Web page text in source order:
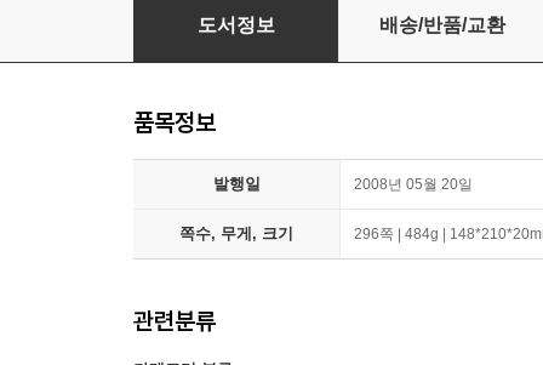
도쿄 싱글 식탁
도서정보 배송/반품/교환
품목정보
발행일 2008년 05월 20일
쪽수, 무게, 크기 296쪽 | 484g |
관련분류